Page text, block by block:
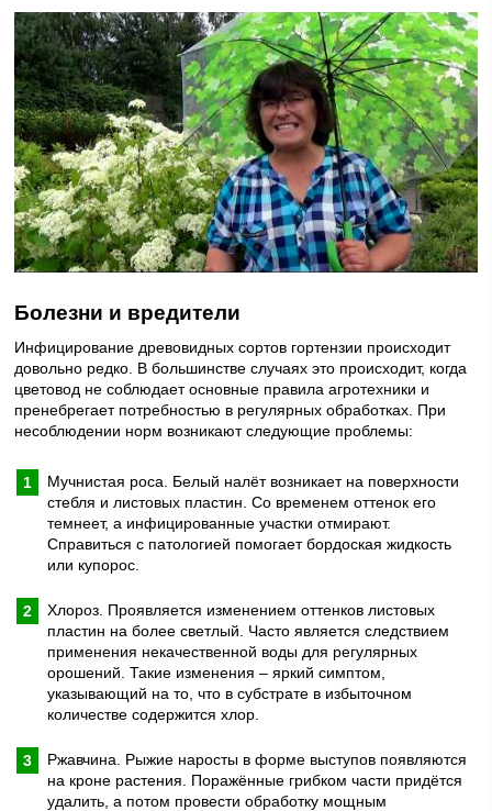
Болезни и вредители
Инфицирование древовидных сортов гортензии происходит
довольно редко. В большинстве случаях это происходит, когда
цветовод не соблюдает основные правила агротехники и
пренебрегает потребностью в регулярных обработках. При
несоблюдении норм возникают следующие проблемы:
Мучнистая роса. Белый налёт возникает на поверхности
стебля и листовых пластин. Со временем оттенок его
темнеет, а инфицированные участки отмирают.
Справиться с патологией помогает бордоская жидкость
или купорос.
Хлороз. Проявляется изменением оттенков листовых
пластин на более светлый. Часто является следствием
применения некачественной воды для регулярных
орошений. Такие изменения – яркий симптом,
указывающий на то, что в субстрате в избыточном
количестве содержится хлор.
Ржавчина. Рыжие наросты в форме выступов появляются
на кроне растения. Поражённые грибком части придётся
удалить, а потом провести обработку мощным